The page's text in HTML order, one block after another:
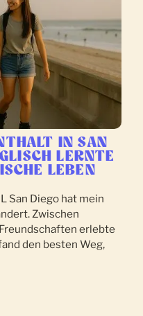
IN SAN
LERNTE
LEBEN
San Diego hat mein
Zwischen
erlebte
den besten Weg,